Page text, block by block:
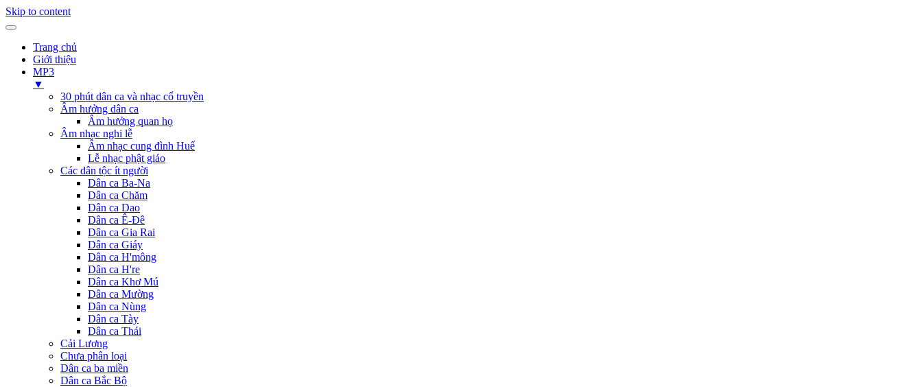
Skip to content
Trang chủ
Giới thiệu
MP3
▼
30 phút dân ca và nhạc cổ truyền
Âm hưởng dân ca
Âm hưởng quan họ
Âm nhạc nghi lễ
Âm nhạc cung đình Huế
Lễ nhạc phật giáo
Các dân tộc ít người
Dân ca Ba-Na
Dân ca Chăm
Dân ca Dao
Dân ca Ê-Đê
Dân ca Gia Rai
Dân ca Giáy
Dân ca H'mông
Dân ca H're
Dân ca Khơ Mú
Dân ca Mường
Dân ca Nùng
Dân ca Tày
Dân ca Thái
Cải Lương
Chưa phân loại
Dân ca ba miền
Dân ca Bắc Bộ